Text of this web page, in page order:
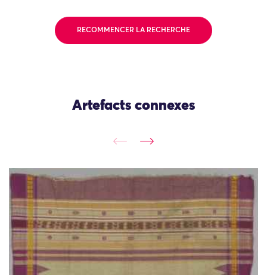
RECOMMENCER LA RECHERCHE
Artefacts connexes